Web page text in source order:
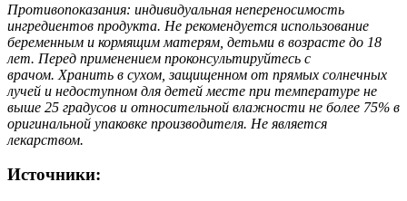
Противопоказания: индивидуальная непереносимость
ингредиентов продукта. Не рекомендуется использование
беременным и кормящим матерям, детьми в возрасте до 18
лет. Перед применением проконсультируйтесь с
врачом. Хранить в сухом, защищенном от прямых солнечных
лучей и недоступном для детей месте при температуре не
выше 25 градусов и относительной влажности не более 75% в
оригинальной упаковке производителя. Не является
лекарством.
Источники: